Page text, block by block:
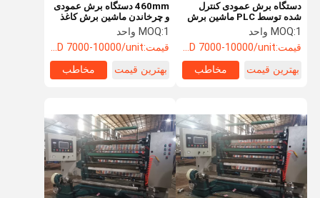
دستگاه برش عمودی کنترل
شده توسط PLC ماشین برش
ورق پوشش ورق ماشین
بازپرداخت 0 - 200m/Min
MOQ:1 واحد
قیمت:USD 7000-10000/unit
بهترین قیمت
مخاطب
460mm دستگاه برش عمودی
و چرخاندن ماشین برش کاغذ
رول 50mm
MOQ:1 واحد
قیمت:USD 7000-10000/unit
بهترین قیمت
مخاطب